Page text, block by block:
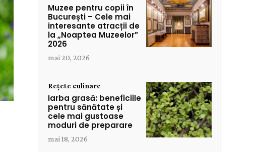
Muzee pentru copii în
București – Cele mai
interesante atracții de
la „Noaptea Muzeelor”
2026
mai 20, 2026
Rețete culinare
Iarba grasă: beneficiile
pentru sănătate și
cele mai gustoase
moduri de preparare
mai 18, 2026